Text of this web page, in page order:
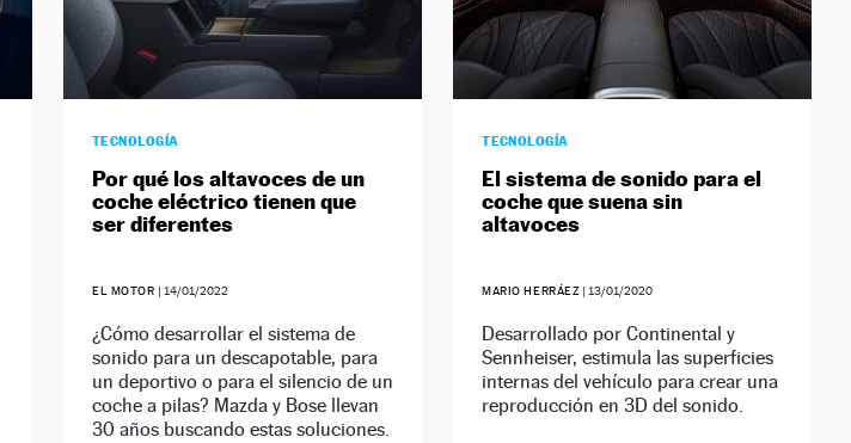
TECNOLOGÍA
Por qué los altavoces de un
coche eléctrico tienen que
ser diferentes
EL MOTOR | 14/01/2022
¿Cómo desarrollar el sistema de
sonido para un descapotable, para
un deportivo o para el silencio de un
coche a pilas? Mazda y Bose llevan
30 años buscando estas soluciones.
TECNOLOGÍA
El sistema de sonido para el
coche que suena sin
altavoces
MARIO HERRÁEZ | 13/01/2020
Desarrollado por Continental y
Sennheiser, estimula las superficies
internas del vehículo para crear una
reproducción en 3D del sonido.